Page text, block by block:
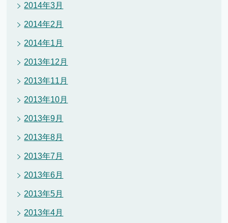
2014年3月
2014年2月
2014年1月
2013年12月
2013年11月
2013年10月
2013年9月
2013年8月
2013年7月
2013年6月
2013年5月
2013年4月